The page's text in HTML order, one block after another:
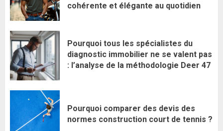
cohérente et élégante au quotidien
Pourquoi tous les spécialistes du
diagnostic immobilier ne se valent pas
: l’analyse de la méthodologie Deer 47
Pourquoi comparer des devis des
normes construction court de tennis ?